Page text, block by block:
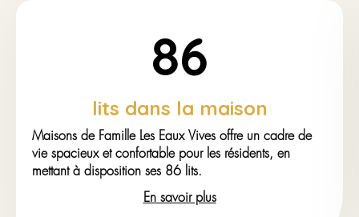
86
lits dans la maison
Maisons de Famille Les Eaux Vives offre un cadre de
vie spacieux et confortable pour les résidents, en
mettant à disposition ses 86 lits.
En savoir plus